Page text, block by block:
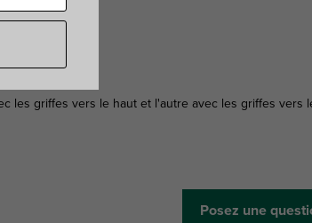
les griffes vers le haut et l'autre avec les griffes vers
Posez une